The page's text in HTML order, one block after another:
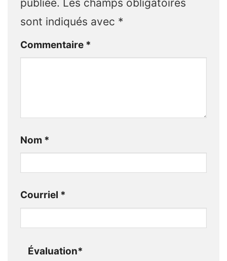
publiée. Les champs obligatoires
sont indiqués avec *
Commentaire *
Nom *
Courriel *
Évaluation*